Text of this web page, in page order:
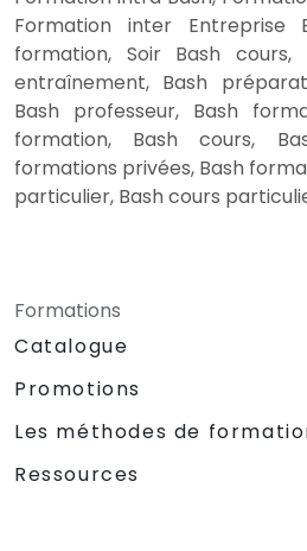
Formation inter Entreprise
formation, Soir Bash cours,
entraînement, Bash
Bash professeur, Bash
formation, Bash cours,
formations privées, Bash
particulier, Bash cours
Formations
Catalogue
Promotions
Les méthodes de
Ressources